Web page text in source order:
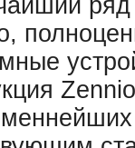
ряд